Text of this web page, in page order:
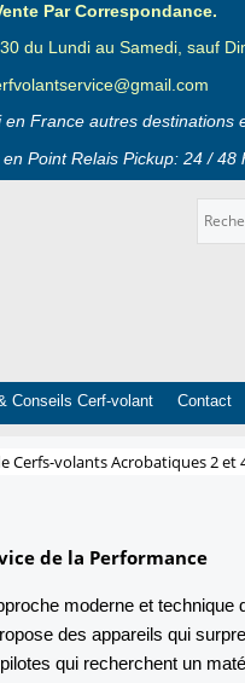
Par Correspondance.
du Lundi au Samedi, sauf
en France autres destinations
Point Relais Pickup: 24 / 48
Conseils Cerf-volant Contact
Cerfs-volants Acrobatiques 2 et
de la Performance
moderne et
des appareils qui
qui recherchent un